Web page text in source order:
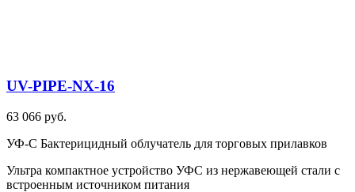
UV-PIPE-NX-16
63 066 руб.
УФ-С Бактерицидный облучатель для торговых прилавков
Ультра компактное устройство УФС из нержавеющей стали с
встроенным источником питания